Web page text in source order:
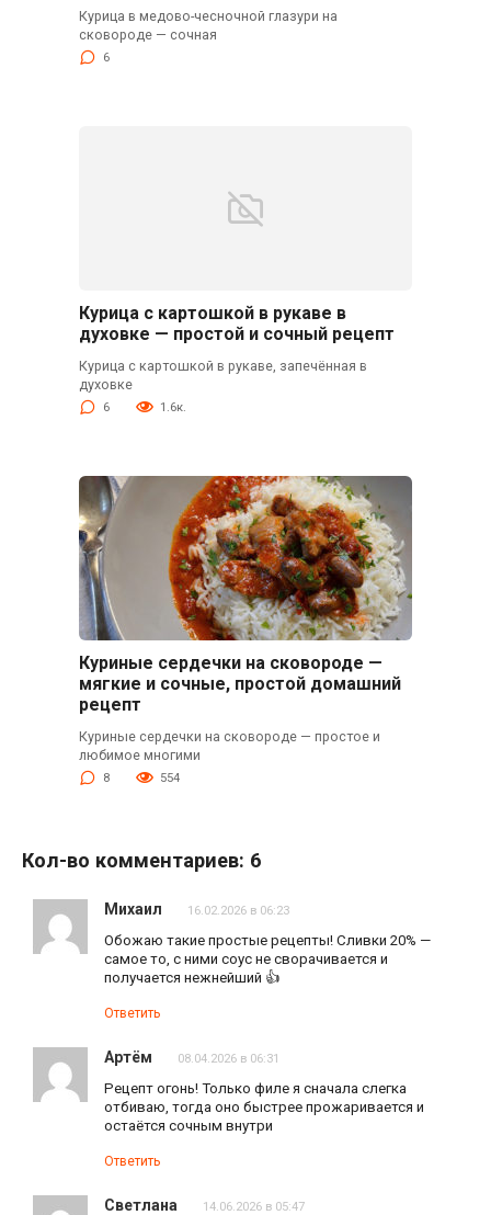
Курица в медово-чесночной глазури на
сковороде — сочная
6
Курица с картошкой в рукаве в
духовке — простой и сочный рецепт
Курица с картошкой в рукаве, запечённая в
духовке
6 1.6к.
Куриные сердечки на сковороде —
мягкие и сочные, простой домашний
рецепт
Куриные сердечки на сковороде — простое и
любимое многими
8 554
Кол-во комментариев: 6
Михаил 16.02.2026 в 06:23
Обожаю такие простые рецепты! Сливки 20% —
самое то, с ними соус не сворачивается и
получается нежнейший 👍
Ответить
Артём 08.04.2026 в 06:31
Рецепт огонь! Только филе я сначала слегка
отбиваю, тогда оно быстрее прожаривается и
остаётся сочным внутри
Ответить
Светлана 14.06.2026 в 05:47